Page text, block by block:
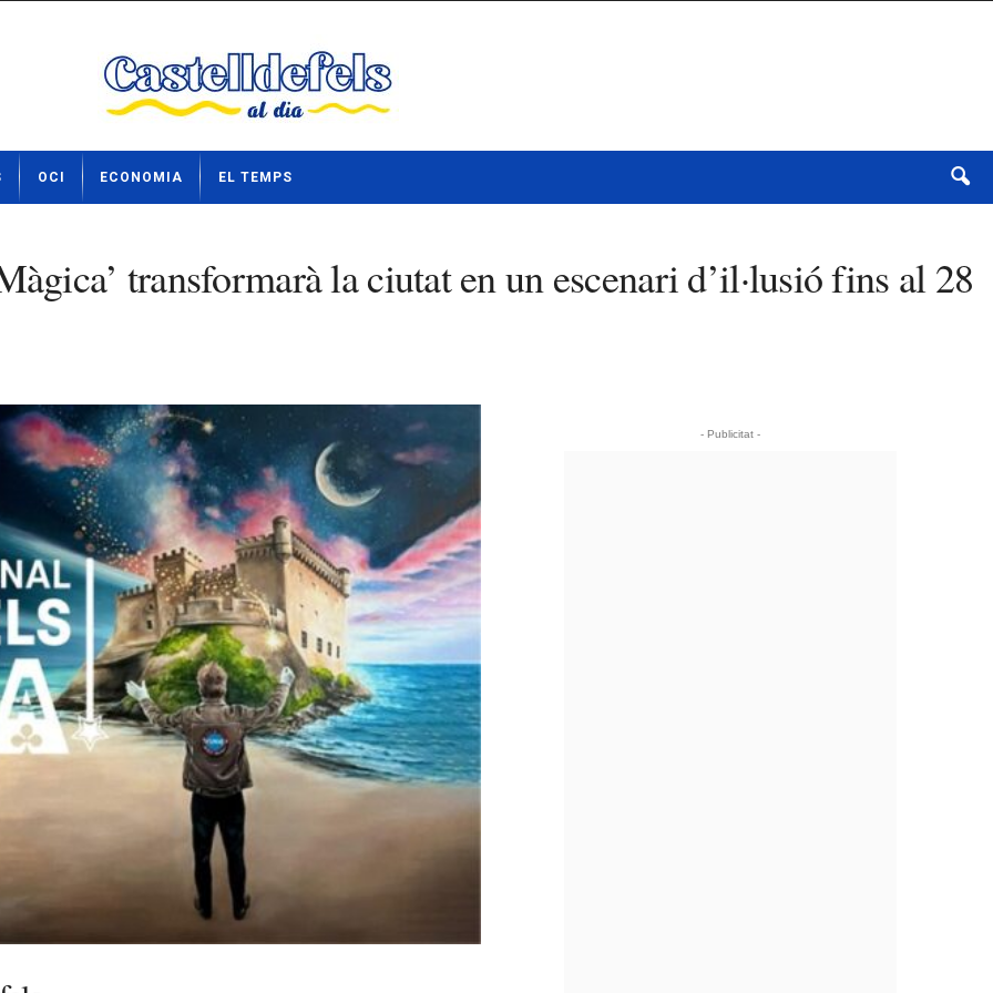
OCI ECONOMIA EL TEMPS
transformarà la ciutat en un escenari d’il·lusió fins al 28
- Publicitat -